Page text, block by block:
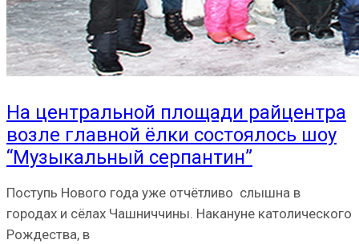
На центральной площади райцентра
возле главной ёлки состоялось шоу
“Музыкальный серпантин”
Поступь Нового года уже отчётливо слышна в
городах и сёлах Чашниччины. Накануне католического
Рождества, в